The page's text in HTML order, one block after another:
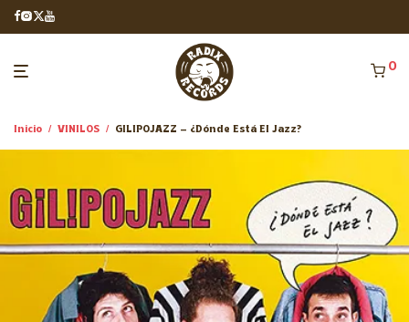
0
Inicio / VINILOS / GILIPOJAZZ – ¿Dónde Está El Jazz?